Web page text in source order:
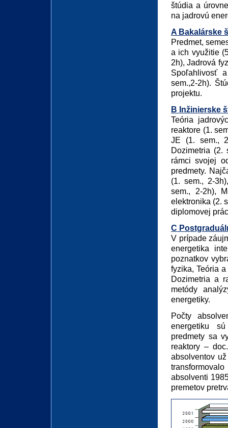
štúdia a
na jadrovú
A Bakalárske
Predmet,
a ich využitie
2h), Jadrová
Spoľahlivosť
sem.,2-2h).
projektu.
B Inžinierske
Teória
reaktore (1.
JE (1. sem.,
Dozimetria (2.
rámci svojej
predmety.
(1. sem., 2-
sem., 2-2h),
elektronika (2.
diplomovej
C
V prípade
energetika
poznatkov
fyzika, Teória
Dozimetria a
metódy
energetiky.
Počty
energetiku
predmety sa
reaktory –
absolventov
absolventi
premetov